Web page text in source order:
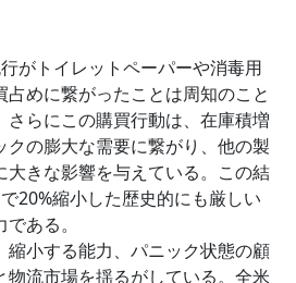
がトイレットペーパーや消毒用
占めに繋がったことは周知のこと
さらにこの購買行動は、在庫積増
クの膨大な需要に繋がり、他の製
大きな影響を与えている。この結
20%縮小した歴史的にも厳しい
ある。
縮小する能力、パニック状態の顧
物流市場を揺るがしている。全米